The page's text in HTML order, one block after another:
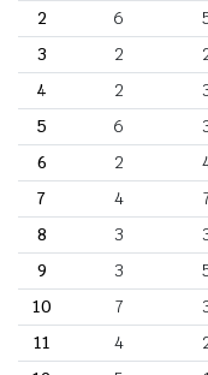
2
6
3
2
4
2
5
6
6
2
7
4
8
3
9
3
10
7
11
4